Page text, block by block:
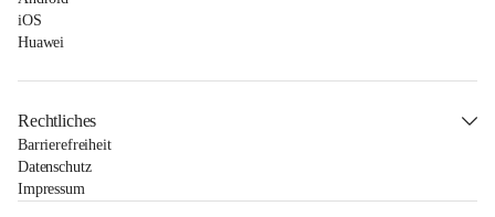
iOS
Huawei
Rechtliches
Barrierefreiheit
Datenschutz
Impressum